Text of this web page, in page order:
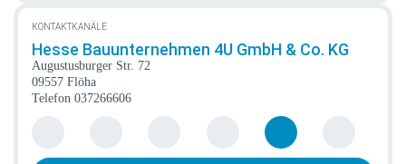
KONTAKTKANÄLE
Hesse Bauunternehmen 4U GmbH & Co. KG
Augustusburger Str. 72
09557 Flöha
Telefon 037266606